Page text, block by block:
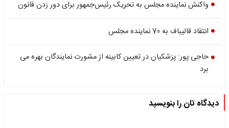
واکنش نماینده مجلس به تحریک رئیس‌جمهور برای دور زدن قانون
انتقاد قالیباف به 70 نماینده مجلس
حاجی پور: پزشکیان در تعیین کابینه از مشورت نمایندگان بهره می
برد
دیدگاه تان را بنویسید